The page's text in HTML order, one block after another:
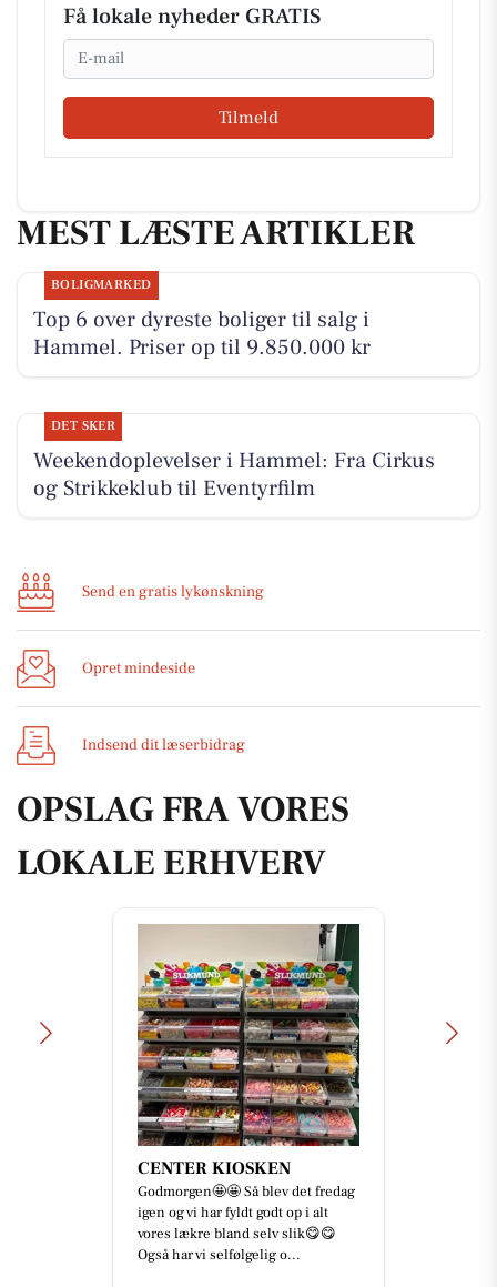
Få lokale nyheder GRATIS
Email
Tilmeld
MEST LÆSTE ARTIKLER
BOLIGMARKED
Top 6 over dyreste boliger til salg i
Hammel. Priser op til 9.850.000 kr
DET SKER
Weekendoplevelser i Hammel: Fra Cirkus
og Strikkeklub til Eventyrfilm
Send en gratis lykønskning
Opret mindeside
Indsend dit læserbidrag
OPSLAG FRA VORES
LOKALE ERHVERV
CENTER KIOSKEN
Godmorgen🤩🤩 Så blev det fredag
igen og vi har fyldt godt op i alt
vores lækre bland selv slik😋😋
Også har vi selfølgelig o...